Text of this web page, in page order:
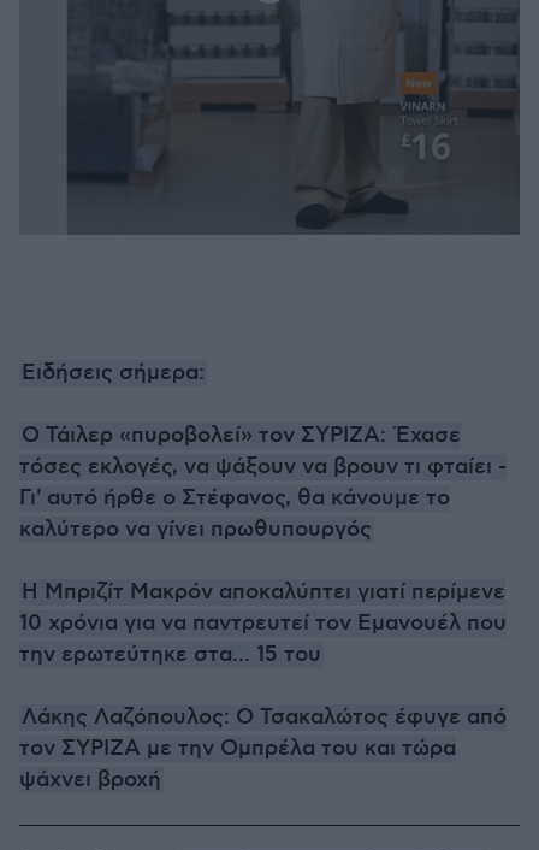
Ειδήσεις σήμερα:
Ο Τάιλερ «πυροβολεί» τον ΣΥΡΙΖΑ: Έχασε
τόσες εκλογές, να ψάξουν να βρουν τι φταίει -
Γι' αυτό ήρθε ο Στέφανος, θα κάνουμε το
καλύτερο να γίνει πρωθυπουργός
H Μπριζίτ Μακρόν αποκαλύπτει γιατί περίμενε
10 χρόνια για να παντρευτεί τον Εμανουέλ που
την ερωτεύτηκε στα... 15 του
Λάκης Λαζόπουλος: Ο Τσακαλώτος έφυγε από
τον ΣΥΡΙΖΑ με την Ομπρέλα του και τώρα
ψάχνει βροχή